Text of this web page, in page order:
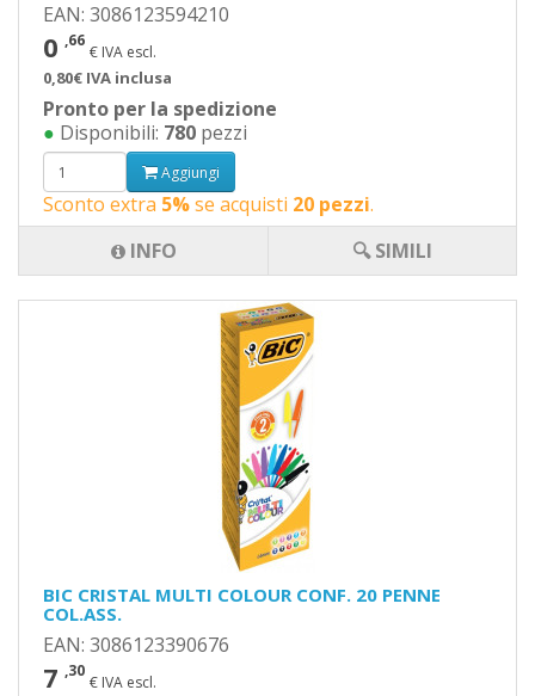
EAN: 3086123594210
0 ,66
€ IVA escl.
0,80€ IVA inclusa
Pronto per la spedizione
● Disponibili: 780 pezzi
Aggiungi
Sconto extra 5%se acquisti 20 pezzi.
INFO
🔍 SIMILI
BIC CRISTAL MULTI COLOUR CONF. 20 PENNE
COL.ASS.
EAN: 3086123390676
7 ,30
€ IVA escl.